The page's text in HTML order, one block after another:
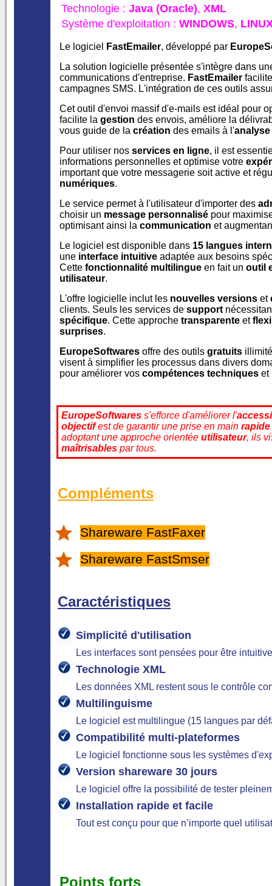
Technologie : Java (Oracle), XML
Système d'exploitation : WINDOWS,
Le logiciel FastEmailer, développé par
La solution logicielle présentée s'intègre dans
communications d'entreprise. FastEmailer
campagnes SMS. L'intégration de ces outils
Cet outil d'envoi massif d'e-mails est idéal pour
facilite la gestion des envois, améliore la
vous guide de la création des emails à l'analyse
Pour utiliser nos services en ligne, il est
informations personnelles et optimise votre
important que votre messagerie soit active et
numériques.
Le service permet à l'utilisateur d'importer des
choisir un message personnalisé pour
optimisant ainsi la communication et
Le logiciel est disponible dans 15 langues
une interface intuitive adaptée aux besoins
Cette fonctionnalité multilingue en fait un outil
utilisateur.
L'offre logicielle inclut les nouvelles versions et
clients. Seuls les services de support
spécifique. Cette approche transparente et
surprises.
EuropeSoftwares offre des outils gratuits
visent à simplifier les processus dans divers
pour améliorer vos compétences techniques et
EuropeSoftwares s'efforce d'améliorer l'
objectifest de garantir une prise en main rapide
adoptant une approche orientée utilisateur, ils
maîtrisables par tous.
Compléments
Shareware FastFaxer
Shareware FastSmser
Caractéristiques
Simplicité d'utilisation
Les interfaces sont pensées pour être
Technologie XML
Les données XML restent sous le contrôle
Multilinguisme
Le logiciel est multilingue (15 langues par
Compatibilité multi‑plateformes
Le logiciel fonctionne sous les systèmes
Version shareware 30 jours
Le logiciel offre la possibilité de tester
Installation rapide et facile
Tout est conçu pour que n’importe quel
Points forts